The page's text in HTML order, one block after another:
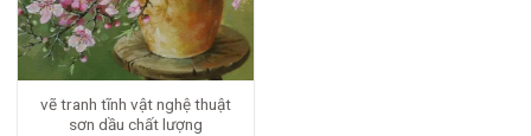
vẽ tranh tĩnh vật nghệ thuật
sơn dầu chất lượng